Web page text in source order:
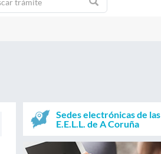
Sedes electrónicas de las
E.E.L.L. de A Coruña